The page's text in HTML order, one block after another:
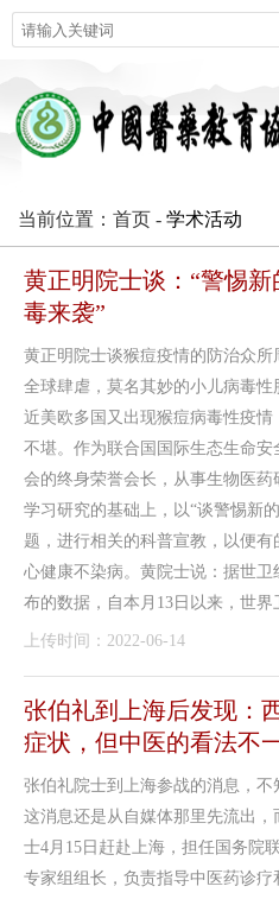
当前位置：首页 - 学术活动
黄正明院士谈：“警惕
毒来袭”
黄正明院士谈猴痘疫情的防治众
全球肆虐，莫名其妙的小儿病毒
近美欧多国又出现猴痘病毒性疫
不堪。作为联合国国际生态生命
会的终身荣誉会长，从事生物医
学习研究的基础上，以“谈警惕新
题，进行相关的科普宣教，以便
心健康不染病。黄院士说：据世卫
布的数据，自本月13日以来，世界
上传时间：2022-06-14
张伯礼到上海后发现：
症状，但中医的看法不
张伯礼院士到上海参战的消息，不
这消息还是从自媒体那里先流出
士4月15日赶赴上海，担任国务院
专家组组长，负责指导中医药诊